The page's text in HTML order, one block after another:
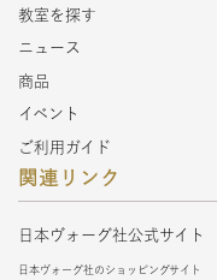
教室を探す
ニュース
商品
イベント
ご利用ガイド
関連リンク
日本ヴォーグ社公式サイト
日本ヴォーグ社のショッピングサイト